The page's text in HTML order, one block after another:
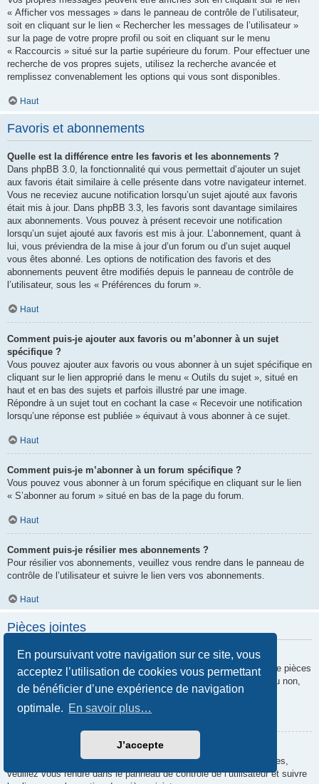
En poursuivant votre navigation sur ce site, vous
acceptez l’utilisation de cookies vous permettant
de bénéficier d’une expérience de navigation
optimale. En savoir plus…
J’accepte
« Afficher vos messages » dans le panneau de contrôle de l’utilisateur,
soit en cliquant sur le lien « Rechercher les messages de l’utilisateur »
sur la page de votre propre profil ou soit en cliquant sur le menu
« Raccourcis » situé sur la partie supérieure du forum. Pour effectuer une
recherche de vos propres sujets, utilisez la recherche avancée et
remplissez convenablement les options qui vous sont disponibles.
Haut
Favoris et abonnements
Quelle est la différence entre les favoris et les abonnements ?
Dans phpBB 3.0, la fonctionnalité qui vous permettait d’ajouter un sujet
aux favoris était similaire à celle présente dans votre navigateur internet.
Vous ne receviez aucune notification lorsqu’un sujet ajouté aux favoris
était mis à jour. Dans phpBB 3.3, les favoris sont davantage similaires
aux abonnements. Vous pouvez à présent recevoir une notification
lorsqu’un sujet ajouté aux favoris est mis à jour. L’abonnement, quant à
lui, vous préviendra de la mise à jour d’un forum ou d’un sujet auquel
vous êtes abonné. Les options de notification des favoris et des
abonnements peuvent être modifiés depuis le panneau de contrôle de
l’utilisateur, sous les « Préférences du forum ».
Haut
Comment puis-je ajouter aux favoris ou m’abonner à un sujet
spécifique ?
Vous pouvez ajouter aux favoris ou vous abonner à un sujet spécifique en
cliquant sur le lien approprié dans le menu « Outils du sujet », situé en
haut et en bas des sujets et parfois illustré par une image.
Répondre à un sujet tout en cochant la case « Recevoir une notification
lorsqu’une réponse est publiée » équivaut à vous abonner à ce sujet.
Haut
Comment puis-je m’abonner à un forum spécifique ?
Vous pouvez vous abonner à un forum spécifique en cliquant sur le lien
« S’abonner au forum » situé en bas de la page du forum.
Haut
Comment puis-je résilier mes abonnements ?
Pour résilier vos abonnements, veuillez vous rendre dans le panneau de
contrôle de l’utilisateur et suivre le lien vers vos abonnements.
Haut
Pièces jointes
Quelles pièces jointes sont autorisées sur ce forum ?
Chaque administrateur peut autoriser ou interdire certains types de pièces
jointes. Si vous n’êtes pas certain de savoir ce qui est autorisé ou non,
nous vous invitons à contacter un administrateur du forum.
Comment puis-je retrouver toutes mes pièces jointes ?
Pour retrouver la liste des pièces jointes que vous avez transférées,
veuillez vous rendre dans le panneau de contrôle de l’utilisateur et suivre